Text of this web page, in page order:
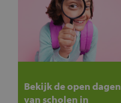
Bekijk de open dagen
van scholen in